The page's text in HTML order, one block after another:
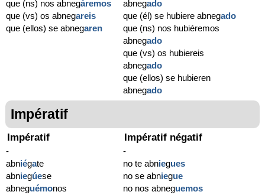
que (ns) nos abnegáremos
que (vs) os abnegareis
que (ellos) se abnegaren
abnegado
que (él) se hubiere abnegado
que (ns) nos hubiéremos
abnegado
que (vs) os hubiereis
abnegado
que (ellos) se hubieren
abnegado
Impératif
Impératif
-
abniégate
abniegúese
abneguémonos
Impératif négatif
-
no te abniegues
no se abniegue
no nos abneguemos